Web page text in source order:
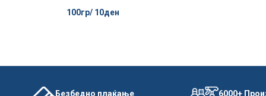
100гр/ 10ден
Безбедно плаќање 6000+